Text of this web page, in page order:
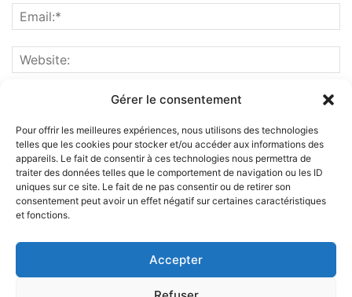
Gérer le consentement
Pour offrir les meilleures expériences, nous utilisons des technologies
telles que les cookies pour stocker et/ou accéder aux informations des
appareils. Le fait de consentir à ces technologies nous permettra de
traiter des données telles que le comportement de navigation ou les ID
uniques sur ce site. Le fait de ne pas consentir ou de retirer son
consentement peut avoir un effet négatif sur certaines caractéristiques
et fonctions.
Accepter
ABOUT US
FOLLOW US